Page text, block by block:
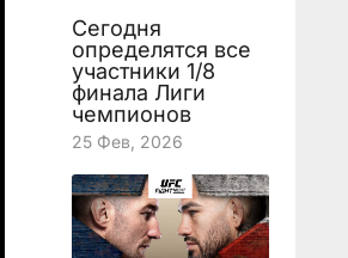
Сегодня
определятся все
участники 1/8
финала Лиги
чемпионов
25 Фев, 2026